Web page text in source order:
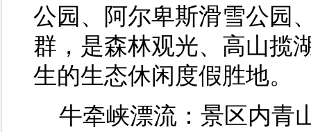
公园、阿尔卑斯滑雪公园
群，是森林观光、高山揽
生的生态休闲度假胜地。
牛牵峡漂流：景区内青